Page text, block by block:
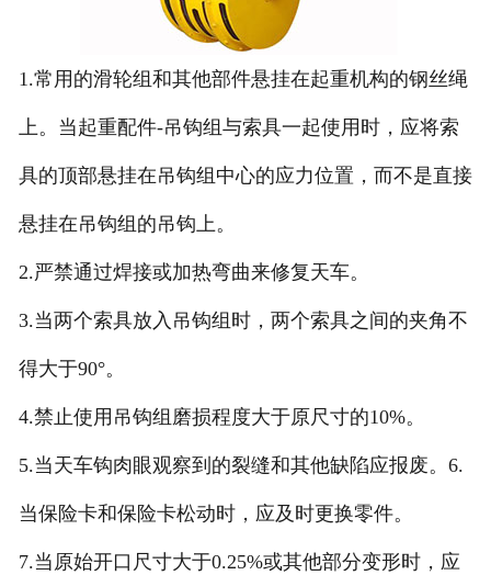
1.常用的滑轮组和其他部件悬挂在起重机构的钢丝绳
上。当起重配件-吊钩组与索具一起使用时，应将索
具的顶部悬挂在吊钩组中心的应力位置，而不是直接
悬挂在吊钩组的吊钩上。
2.严禁通过焊接或加热弯曲来修复天车。
3.当两个索具放入吊钩组时，两个索具之间的夹角不
得大于90°。
4.禁止使用吊钩组磨损程度大于原尺寸的10%。
5.当天车钩肉眼观察到的裂缝和其他缺陷应报废。6.
当保险卡和保险卡松动时，应及时更换零件。
7.当原始开口尺寸大于0.25%或其他部分变形时，应